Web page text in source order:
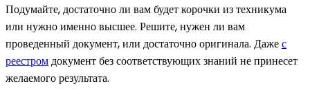
Подумайте, достаточно ли вам будет корочки из техникума
или нужно именно высшее. Решите, нужен ли вам
проведенный документ, или достаточно оригинала. Дажес
реестромдокумент без соответствующих знаний не принесет
желаемого результата.